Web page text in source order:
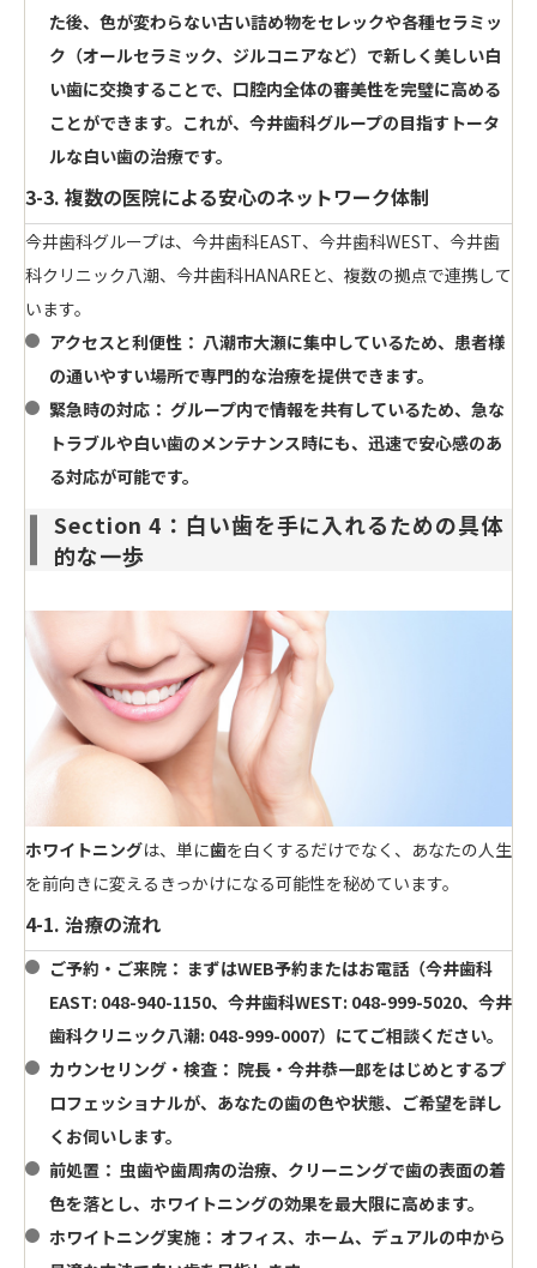
た後、色が変わらない古い詰め物をセレックや各種セラミッ
ク（オールセラミック、ジルコニアなど）で新しく美しい白
い歯に交換することで、口腔内全体の審美性を完璧に高める
ことができます。これが、今井歯科グループの目指すトータ
ルな白い歯の治療です。
3-3. 複数の医院による安心のネットワーク体制
今井歯科グループは、今井歯科EAST、今井歯科WEST、今井歯
科クリニック八潮、今井歯科HANAREと、複数の拠点で連携して
います。
アクセスと利便性： 八潮市大瀬に集中しているため、患者様
の通いやすい場所で専門的な治療を提供できます。
緊急時の対応： グループ内で情報を共有しているため、急な
トラブルや白い歯のメンテナンス時にも、迅速で安心感のあ
る対応が可能です。
Section 4：白い歯を手に入れるための具体
的な一歩
ホワイトニングは、単に歯を白くするだけでなく、あなたの人生
を前向きに変えるきっかけになる可能性を秘めています。
4-1. 治療の流れ
ご予約・ご来院： まずはWEB予約またはお電話（今井歯科
EAST: 048-940-1150、今井歯科WEST: 048-999-5020、今井
歯科クリニック八潮: 048-999-0007）にてご相談ください。
カウンセリング・検査： 院長・今井恭一郎をはじめとするプ
ロフェッショナルが、あなたの歯の色や状態、ご希望を詳し
くお伺いします。
前処置： 虫歯や歯周病の治療、クリーニングで歯の表面の着
色を落とし、 ホワイトニングの効果を最大限に高めます。
ホワイトニング実施： オフィス、ホーム、デュアルの中から